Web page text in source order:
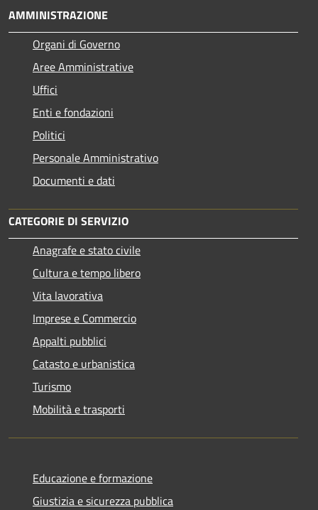
AMMINISTRAZIONE
Organi di Governo
Aree Amministrative
Uffici
Enti e fondazioni
Politici
Personale Amministrativo
Documenti e dati
CATEGORIE DI SERVIZIO
Anagrafe e stato civile
Cultura e tempo libero
Vita lavorativa
Imprese e Commercio
Appalti pubblici
Catasto e urbanistica
Turismo
Mobilità e trasporti
Educazione e formazione
Giustizia e sicurezza pubblica